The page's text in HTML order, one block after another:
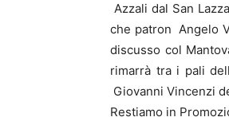
Azzali dal San
che patron Angelo
discusso col
rimarrà tra i pali
Giovanni Vincenzi
Restiamo in